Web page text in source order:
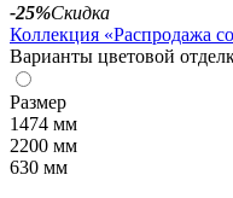
-25%Скидка
Коллекция «Распродажа
Варианты цветовой
Размер
1474 мм
2200 мм
630 мм